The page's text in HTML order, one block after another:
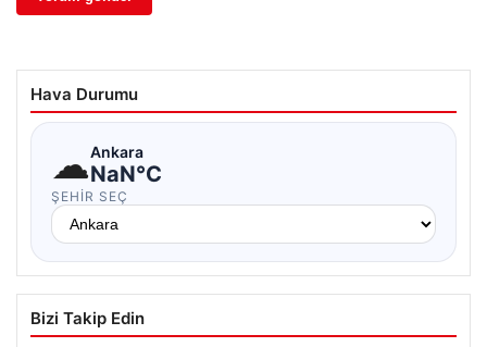
Hava Durumu
☁Ankara
NaN°C
ŞEHIR SEÇ
Bizi Takip Edin